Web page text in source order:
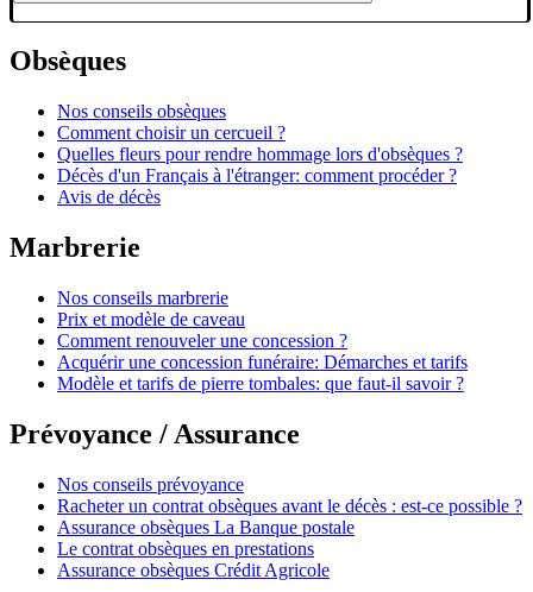
Obsèques
Nos conseils obsèques
Comment choisir un cercueil ?
Quelles fleurs pour rendre hommage lors d'obsèques ?
Décès d'un Français à l'étranger: comment procéder ?
Avis de décès
Marbrerie
Nos conseils marbrerie
Prix et modèle de caveau
Comment renouveler une concession ?
Acquérir une concession funéraire: Démarches et tarifs
Modèle et tarifs de pierre tombales: que faut-il savoir ?
Prévoyance / Assurance
Nos conseils prévoyance
Racheter un contrat obsèques avant le décès : est-ce possible ?
Assurance obsèques La Banque postale
Le contrat obsèques en prestations
Assurance obsèques Crédit Agricole